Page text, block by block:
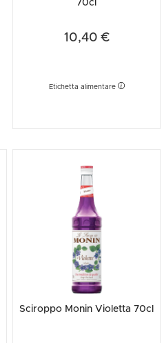
70cl
10,40 €
Etichetta alimentare
Sciroppo Monin Violetta 70cl